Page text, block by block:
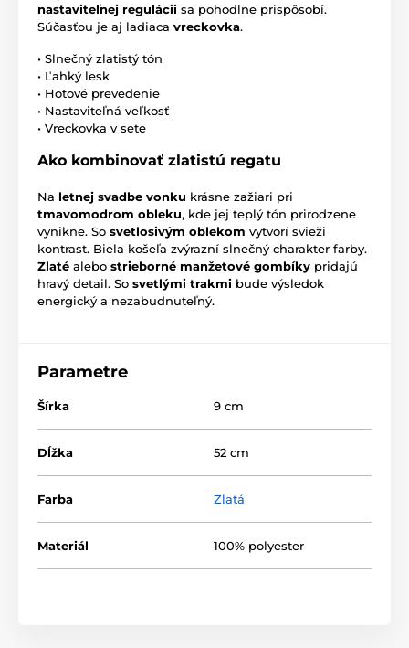
nastaviteľnej regulácii sa pohodlne prispôsobí.
Súčasťou je aj ladiaca vreckovka.
• Slnečný zlatistý tón
• Ľahký lesk
• Hotové prevedenie
• Nastaviteľná veľkosť
• Vreckovka v sete
Ako kombinovať zlatistú regatu
Na letnej svadbe vonku krásne zažiari pri
tmavomodrom obleku, kde jej teplý tón prirodzene
vynikne. So svetlosivým oblekom vytvorí svieži
kontrast. Biela košeľa zvýrazní slnečný charakter farby.
Zlaté alebo strieborné manžetové gombíky pridajú
hravý detail. So svetlými trakmi bude výsledok
energický a nezabudnuteľný.
Parametre
Šírka 9 cm
Dĺžka 52 cm
Farba Zlatá
Materiál 100% polyester